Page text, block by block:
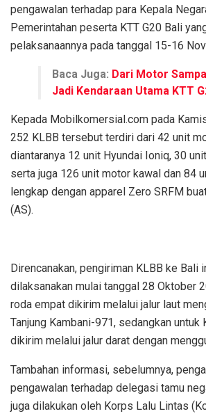
pengawalan terhadap para Kepala
Pemerintahan peserta KTT G20 Bali
pelaksanaannya pada tanggal 15-16
Baca Juga: Dari Motor
Jadi Kendaraan Utama KTT
Kepada Mobilkomersial.com pada
252 KLBB tersebut terdiri dari 42 unit
diantaranya 12 unit Hyundai Ioniq, 30
serta juga 126 unit motor kawal dan 84
lengkap dengan apparel Zero SRFM
(AS).
Direncanakan, pengiriman KLBB ke Bali
dilaksanakan mulai tanggal 28 Oktober
roda empat dikirim melalui jalur laut
Tanjung Kambani-971, sedangkan untuk
dikirim melalui jalur darat dengan
Tambahan informasi, sebelumnya,
pengawalan terhadap delegasi tamu
juga dilakukan oleh Korps Lalu Lintas